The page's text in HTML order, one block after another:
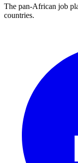
The pan-African job
countries.